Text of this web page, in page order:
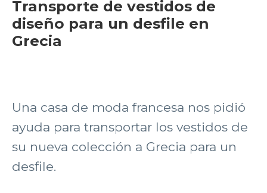
Transporte de vestidos de
diseño para un desfile en
Grecia
Una casa de moda francesa nos pidió
ayuda para transportar los vestidos de
su nueva colección a Grecia para un
desfile.